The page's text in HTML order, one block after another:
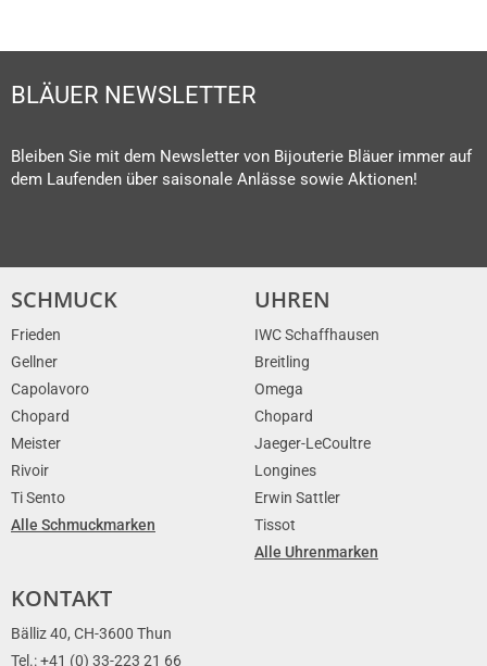
BLÄUER NEWSLETTER
Bleiben Sie mit dem Newsletter von Bijouterie Bläuer immer auf
dem Laufenden über saisonale Anlässe sowie Aktionen!
SCHMUCK
Frieden
Gellner
Capolavoro
Chopard
Meister
Rivoir
Ti Sento
Alle Schmuckmarken
UHREN
IWC Schaffhausen
Breitling
Omega
Chopard
Jaeger-LeCoultre
Longines
Erwin Sattler
Tissot
Alle Uhrenmarken
KONTAKT
Bälliz 40, CH-3600 Thun
Tel.: +41 (0) 33-223 21 66